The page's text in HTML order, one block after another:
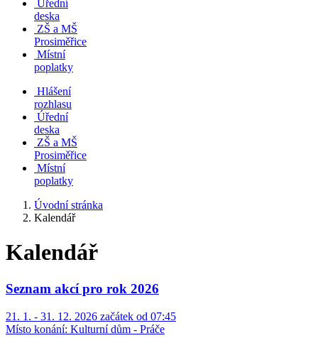
Úřední
deska
ZŠ a MŠ
Prosiměřice
Místní
poplatky
Hlášení
rozhlasu
Úřední
deska
ZŠ a MŠ
Prosiměřice
Místní
poplatky
Úvodní stránka
Kalendář
Kalendář
Seznam akcí pro rok 2026
21. 1. - 31. 12. 2026 začátek od 07:45
Místo konání: Kulturní dům - Práče